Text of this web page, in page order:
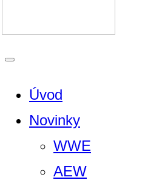
Úvod
Novinky
WWE
AEW